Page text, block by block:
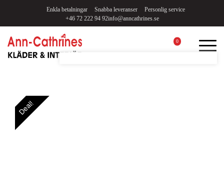
+46 72 222 94 92
Enkla betalningar Snabba leveranser
Personlig service
info@anncathrines.se
0
Deal!